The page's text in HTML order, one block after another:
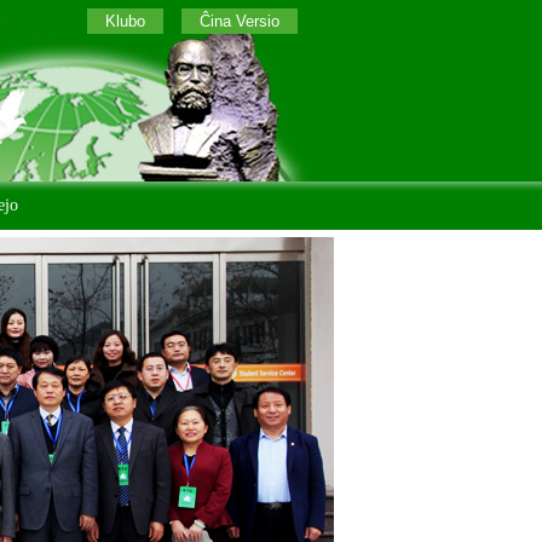
Klubo Ĉina Versio